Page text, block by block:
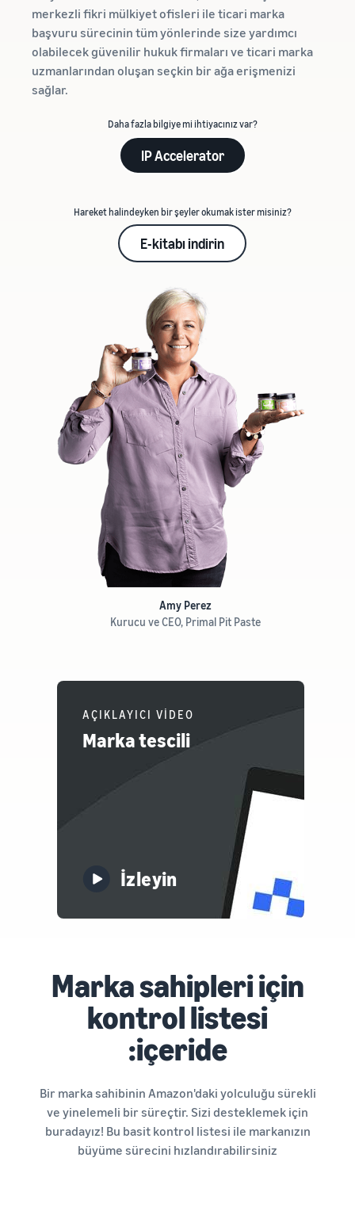
merkezli fikri mülkiyet ofisleri ile ticari marka
başvuru sürecinin tüm yönlerinde size yardımcı
olabilecek güvenilir hukuk firmaları ve ticari marka
uzmanlarından oluşan seçkin bir ağa erişmenizi
sağlar.
Daha fazla bilgiye mi ihtiyacınız var?
IP Accelerator
Hareket halindeyken bir şeyler okumak ister misiniz?
E-kitabı indirin
Amy Perez
Kurucu ve CEO, Primal Pit Paste
AÇIKLAYICI VİDEO
Marka tescili
İzleyin
Marka sahipleri için
kontrol listesi
:içeride
Bir marka sahibinin Amazon'daki yolculuğu sürekli
ve yinelemeli bir süreçtir. Sizi desteklemek için
buradayız! Bu basit kontrol listesi ile markanızın
büyüme sürecini hızlandırabilirsiniz